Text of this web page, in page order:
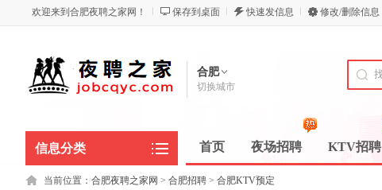
欢迎来到合肥夜聘之家网！ 保存到桌面 快速发信息 修改/删除信息
合肥
切换城市
信息分类 首页 夜场招聘 KTV招聘
当前位置： 合肥夜聘之家网 > 合肥招聘 > 合肥KTV预定